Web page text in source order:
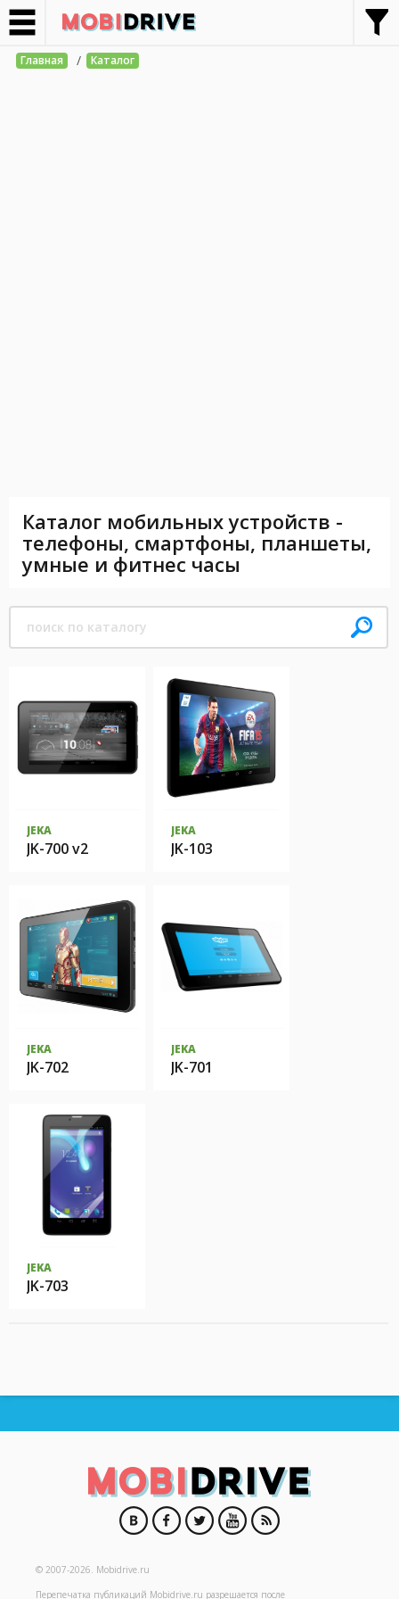
Главная / Каталог
Каталог мобильных устройств -
телефоны, смартфоны, планшеты,
умные и фитнес часы
JEKA
JK-700 v2
JEKA
JK-103
JEKA
JK-702
JEKA
JK-701
JEKA
JK-703
© 2007-2026. Mobidrive.ru
Перепечатка публикаций Mobidrive.ru разрешается после